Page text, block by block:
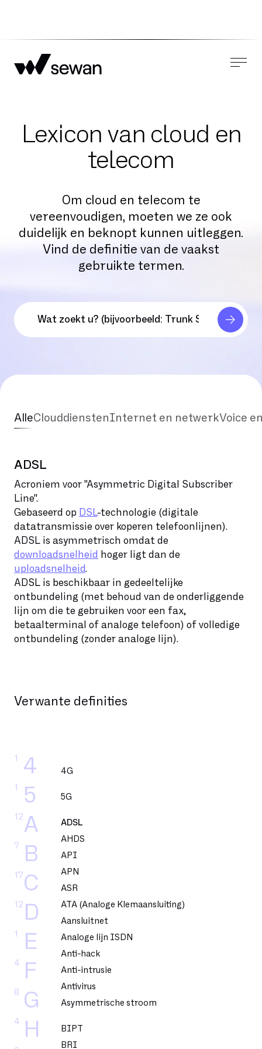
Lexicon van cloud en
telecom
Om cloud en telecom te
vereenvoudigen, moeten we ze ook
duidelijk en beknopt kunnen uitleggen.
Vind de definitie van de vaakst
gebruikte termen.
AlleClouddienstenInternet en netwerkVoice
4
1
5
1
A
12
B
7
C
17
D
12
E
1
F
4
G
8
H
4
4G
5G
ADSL
AHDS
API
APN
ASR
ATA (Analoge Klemaansluiting)
Aansluitnet
Analoge lijn ISDN
Anti-hack
Anti-intrusie
Antivirus
Asymmetrische stroom
BIPT
BRI
ADSL
Acroniem voor "Asymmetric Digital Subscriber
Line".
Gebaseerd op DSL-technologie (digitale
datatransmissie over koperen telefoonlijnen).
ADSL is asymmetrisch omdat de
downloadsnelheid hoger ligt dan de
uploadsnelheid.
ADSL is beschikbaar in gedeeltelijke
ontbundeling (met behoud van de onderliggende
lijn om die te gebruiken voor een fax,
betaalterminal of analoge telefoon) of volledige
ontbundeling (zonder analoge lijn).
Verwante definities